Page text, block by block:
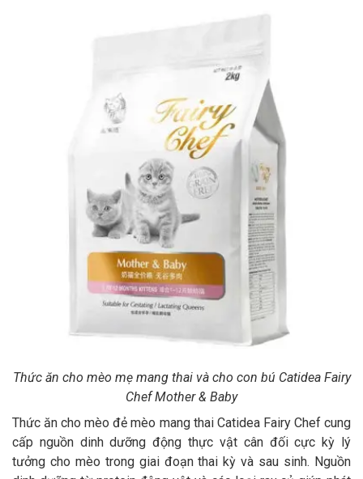
Thức ăn cho mèo mẹ mang thai và cho con bú Catidea Fairy
Chef Mother & Baby
Thức ăn cho mèo đẻ mèo mang thai Catidea Fairy Chef cung
cấp nguồn dinh dưỡng động thực vật cân đối cực kỳ lý
tưởng cho mèo trong giai đoạn thai kỳ và sau sinh. Nguồn